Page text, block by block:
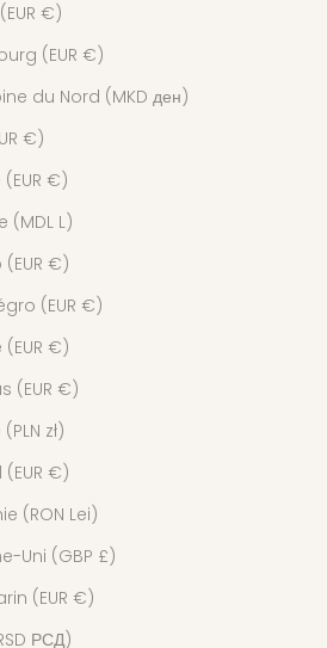
€)
(EUR €)
du Nord (MKD ден)
€)
€)
(MDL L)
€)
(EUR €)
€)
(EUR €)
zł)
€)
(RON Lei)
Uni (GBP £)
(EUR €)
РСД)